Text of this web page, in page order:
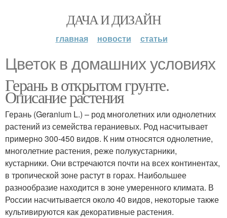
ДАЧА И ДИЗАЙН
главная новости статьи
Цветок в домашних условиях
Герань в открытом грунте.
Описание растения
Герань (Geranium L.) – род многолетних или однолетних
растений из семейства гераниевых. Род насчитывает
примерно 300-450 видов. К ним относятся однолетние,
многолетние растения, реже полукустарники,
кустарники. Они встречаются почти на всех континентах,
в тропической зоне растут в горах. Наибольшее
разнообразие находится в зоне умеренного климата. В
России насчитывается около 40 видов, некоторые также
культивируются как декоративные растения.